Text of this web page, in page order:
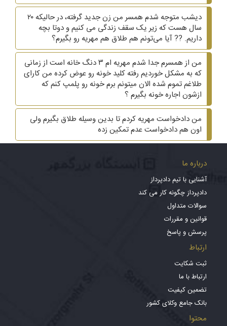
دیشب متوجه شدم همسر من زن جدید گرفته، در حالیکه ۲۰
سال هست که زیر یک سقف زندگی می کنیم و دوتا بچه
داریم. ?? آیا می‌تونم هم طلاق هم مهریه رو بگیرم؟
من از همسرم جدا شدم مهریه ام ۳ دنگ خانه است از زمانی
که به مشکل خوردیم رفته کلید خونه رو عوض کرده من کارای
طلاغم تموم شده الان میتونم برم خونه رو پلمپ کنم که
ازشون اجاره خونه بگیرم ؟
من دادخواست مهریه کردم تا بدین وسیله طلاق بگیرم ولی
اون هم دادخواست عدم تمکین زده
درباره ما
آشنایی با تیم دادپرداز
دادپرداز چگونه کار می کند
سوالات متداول
قوانین و مقررات
پرسش و پاسخ
ارتباط
ثبت شکایت
ارتباط با ما
تضمین کیفیت
بانک جامع وکلای کشور
محتوا